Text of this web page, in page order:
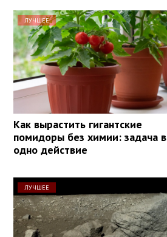
ЛУЧШЕЕ
Как вырастить гигантские
помидоры без химии: задача в
одно действие
ЛУЧШЕЕ